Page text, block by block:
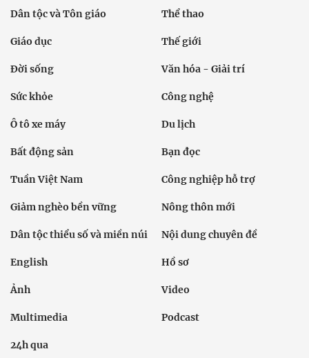
Dân tộc và Tôn giáo Thể thao
Giáo dục Thế giới
Đời sống Văn hóa - Giải trí
Sức khỏe Công nghệ
Ô tô xe máy Du lịch
Bất động sản Bạn đọc
Tuần Việt Nam Công nghiệp hỗ trợ
Giảm nghèo bền vững Nông thôn mới
Dân tộc thiểu số và miền núi Nội dung chuyên đề
English Hồ sơ
Ảnh Video
Multimedia Podcast
24h qua